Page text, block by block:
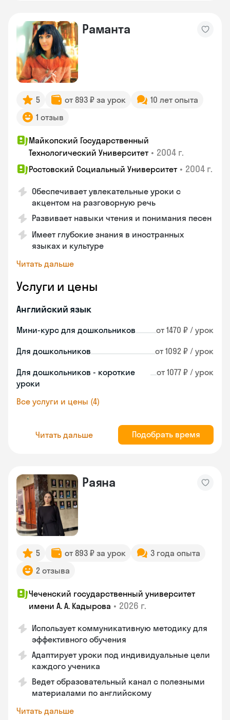
Раманта
5 от 893 ₽ за урок
10 лет опыта
1 отзыв
Майкопский Государственный
Технологический Университет • 2004 г.
Ростовский Социальный Университет • 2004 г.
Обеспечивает увлекательные уроки с
акцентом на разговорную речь
Развивает навыки чтения и понимания песен
Имеет глубокие знания в иностранных
языках и культуре
Читать дальше
Услуги и цены
Английский язык
Мини-курс для дошкольников от 1470 ₽ / урок
Для дошкольников от 1092 ₽ / урок
Для дошкольников - короткие
уроки
от 1077 ₽ / урок
Все услуги и цены (4)
Читать дальше Подобрать время
Раяна
5 от 893 ₽ за урок
3 года опыта
2 отзыва
Чеченский государственный университет
имени А. А. Кадырова • 2026 г.
Использует коммуникативную методику для
эффективного обучения
Адаптирует уроки под индивидуальные цели
каждого ученика
Ведет образовательный канал с полезными
материалами по английскому
Читать дальше